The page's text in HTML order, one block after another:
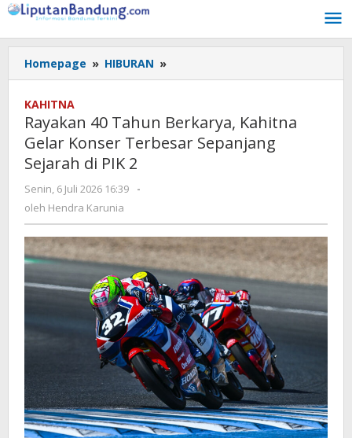
Lewati
konten
Homepage » HIBURAN »
40
Berkarya,
Kahitna
Gelar
di
PIK
KAHITNA
Rayakan 40 Tahun Berkarya, Kahitna
Gelar Konser Terbesar Sepanjang
Sejarah di PIK 2
Senin, 6 Juli 2026 16:39
oleh
-
oleh Hendra Karunia